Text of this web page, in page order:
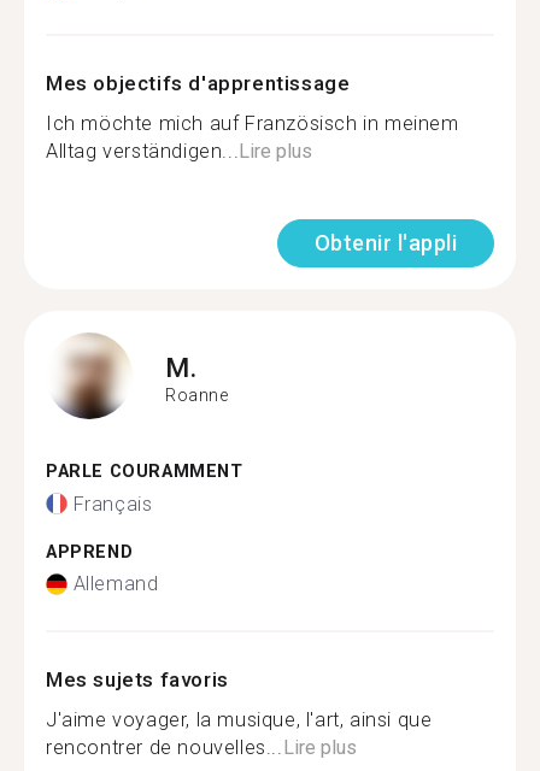
Mes objectifs d'apprentissage
Ich möchte mich auf Französisch in meinem
Alltag verständigen...Lire plus
Obtenir l'appli
M.
Roanne
PARLE COURAMMENT
Français
APPREND
Allemand
Mes sujets favoris
J'aime voyager, la musique, l'art, ainsi que
rencontrer de nouvelles...Lire plus